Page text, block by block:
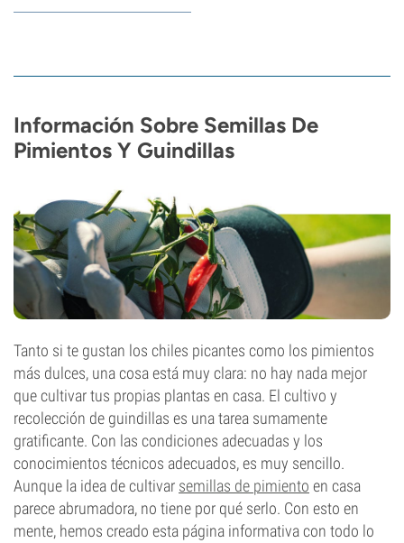
Información Sobre Semillas De
Pimientos Y Guindillas
Tanto si te gustan los chiles picantes como los pimientos
más dulces, una cosa está muy clara: no hay nada mejor
que cultivar tus propias plantas en casa. El cultivo y
recolección de guindillas es una tarea sumamente
gratificante. Con las condiciones adecuadas y los
conocimientos técnicos adecuados, es muy sencillo.
Aunque la idea de cultivar semillas de pimiento en casa
parece abrumadora, no tiene por qué serlo. Con esto en
mente, hemos creado esta página informativa con todo lo